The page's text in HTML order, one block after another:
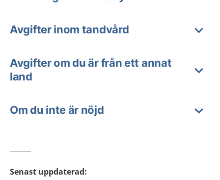
Avgifter inom tandvård
Avgifter om du är från ett annat
land
Om du inte är nöjd
Senast uppdaterad: